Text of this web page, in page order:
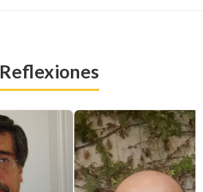
Reflexiones